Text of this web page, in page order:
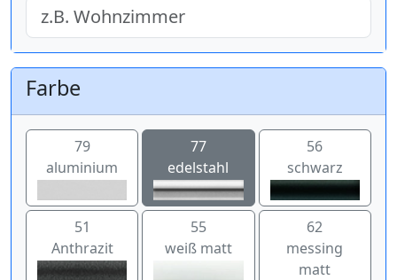
Farbe
79
aluminium
77
edelstahl
56
schwarz
51
Anthrazit
55
weiß matt
62
messing
matt